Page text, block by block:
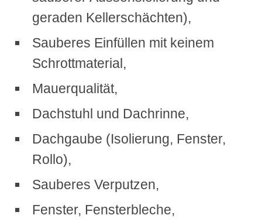
geraden Kellerschächten),
Sauberes Einfüllen mit keinem
Schrottmaterial,
Mauerqualität,
Dachstuhl und Dachrinne,
Dachgaube (Isolierung, Fenster,
Rollo),
Sauberes Verputzen,
Fenster, Fensterbleche,